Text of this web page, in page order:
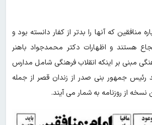
منافقین که آنها را بدتر از کفار دانسته بود و
هستند و اظهارات دکتر محمدجواد باهنر
مبنی بر اینکه انقلاب فرهنگی شامل مدارس
رئیس جمهور بنی صدر از زندان قصر از جمله
از روزنامه به شمار می آیند.